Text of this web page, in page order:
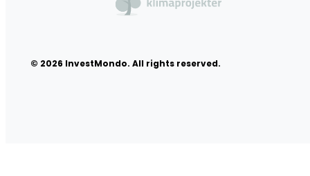
© 2026 InvestMondo. All rights reserved.